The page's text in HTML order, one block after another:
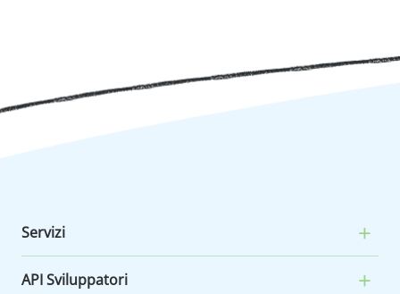
Servizi
API Sviluppatori